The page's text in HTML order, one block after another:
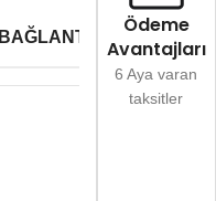
BAĞLANTI TIPI Kablolu
Ödeme
Avantajları
6 Aya varan
taksitler